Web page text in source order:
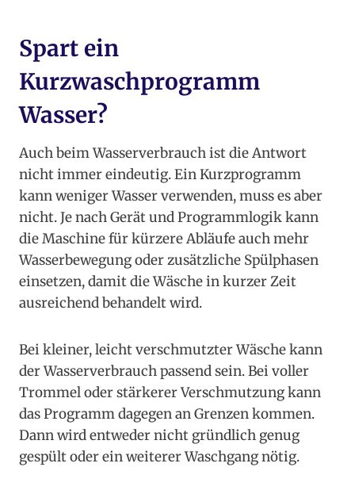
Spart ein
Kurzwaschprogramm
Wasser?
Auch beim Wasserverbrauch ist die Antwort
nicht immer eindeutig. Ein Kurzprogramm
kann weniger Wasser verwenden, muss es aber
nicht. Je nach Gerät und Programmlogik kann
die Maschine für kürzere Abläufe auch mehr
Wasserbewegung oder zusätzliche Spülphasen
einsetzen, damit die Wäsche in kurzer Zeit
ausreichend behandelt wird.
Bei kleiner, leicht verschmutzter Wäsche kann
der Wasserverbrauch passend sein. Bei voller
Trommel oder stärkerer Verschmutzung kann
das Programm dagegen an Grenzen kommen.
Dann wird entweder nicht gründlich genug
gespült oder ein weiterer Waschgang nötig.